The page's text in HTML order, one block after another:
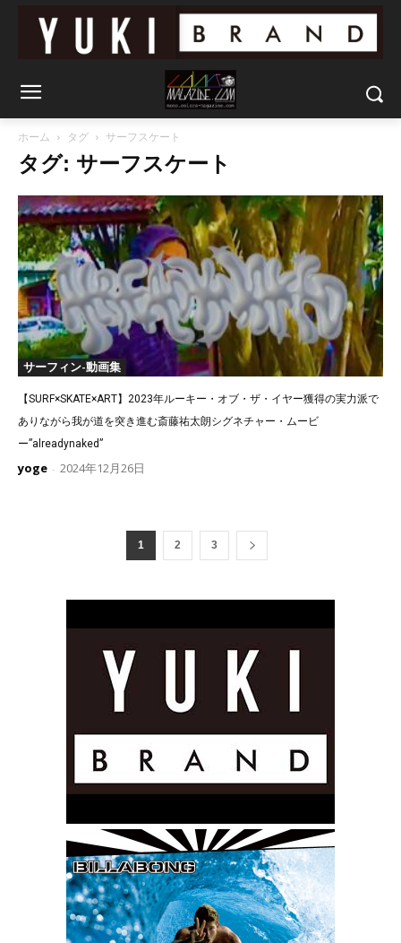
ホーム タグ サーフスケート
タグ: サーフスケート
サーフィン-動画集
【SURF×SKATE×ART】2023年ルーキー・オブ・ザ・イヤー獲得の実力派で
ありながら我が道を突き進む斎藤祐太朗シグネチャー・ムービ
ー”alreadynaked”
yoge - 2024年12月26日
1 2 3